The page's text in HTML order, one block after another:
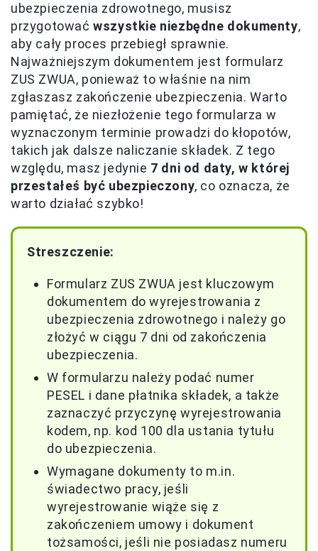
ubezpieczenia zdrowotnego, musisz
przygotować wszystkie niezbędne dokumenty,
aby cały proces przebiegł sprawnie.
Najważniejszym dokumentem jest formularz
ZUS ZWUA, ponieważ to właśnie na nim
zgłaszasz zakończenie ubezpieczenia. Warto
pamiętać, że niezłożenie tego formularza w
wyznaczonym terminie prowadzi do kłopotów,
takich jak dalsze naliczanie składek. Z tego
względu, masz jedynie 7 dni od daty, w której
przestałeś być ubezpieczony, co oznacza, że
warto działać szybko!
Streszczenie:
Formularz ZUS ZWUA jest kluczowym
dokumentem do wyrejestrowania z
ubezpieczenia zdrowotnego i należy go
złożyć w ciągu 7 dni od zakończenia
ubezpieczenia.
W formularzu należy podać numer
PESEL i dane płatnika składek, a także
zaznaczyć przyczynę wyrejestrowania
kodem, np. kod 100 dla ustania tytułu
do ubezpieczenia.
Wymagane dokumenty to m.in.
świadectwo pracy, jeśli
wyrejestrowanie wiąże się z
zakończeniem umowy i dokument
tożsamości, jeśli nie posiadasz numeru